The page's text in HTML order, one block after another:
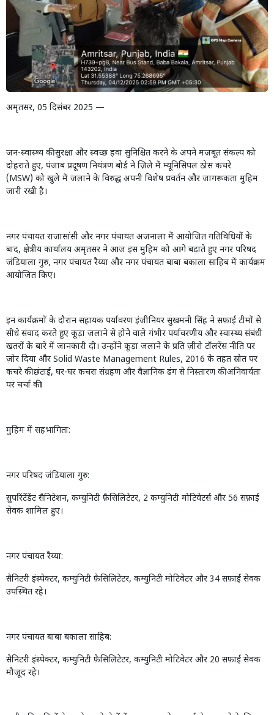
अमृतसर, 05 दिसंबर 2025 —
जन-स्वास्थ्य की सुरक्षा और स्वच्छ हवा सुनिश्चित करने के अपने मज़बूत संकल्प को
दोहराते हुए, पंजाब प्रदूषण नियंत्रण बोर्ड ने ज़िले में म्यूनिसिपल ठोस कचरे
(MSW) को खुले में जलाने के विरुद्ध अपनी विशेष प्रवर्तन और जागरूकता मुहिम
जारी रखी है।
नगर पंचायत राजासांसी और नगर पंचायत अजनाला में आयोजित गतिविधियों के
बाद, क्षेत्रीय कार्यालय अमृतसर ने आज इस मुहिम को आगे बढ़ाते हुए नगर परिषद
जंडियाला गुरु, नगर पंचायत रैय्या और नगर पंचायत बाबा बकाला साहिब में कार्यक्रम
आयोजित किए।
इन कार्यक्रमों के दौरान सहायक पर्यावरण इंजीनियर सुखमनी सिंह ने सफ़ाई टीमों से
सीधे संवाद करते हुए कूड़ा जलाने से होने वाले गंभीर पर्यावरणीय और स्वास्थ्य संबंधी
खतरों के बारे में जानकारी दी। उन्होंने कूड़ा जलाने के प्रति ज़ीरो टॉलरेंस नीति पर
ज़ोर दिया और Solid Waste Management Rules, 2016 के तहत स्रोत पर
कचरे की छंटाई, घर-घर कचरा संग्रहण और वैज्ञानिक ढंग से निस्तारण की अनिवार्यता
पर चर्चा की।
मुहिम में सहभागिता:
नगर परिषद जंडियाला गुरु:
सुपरिंटेंडेंट सैनिटेशन, कम्युनिटी फ़ैसिलिटेटर, 2 कम्युनिटी मोटिवेटर्स और 56 सफ़ाई
सेवक शामिल हुए।
नगर पंचायत रैय्या:
सैनिटरी इंस्पेक्टर, कम्युनिटी फ़ैसिलिटेटर, कम्युनिटी मोटिवेटर और 34 सफ़ाई सेवक
उपस्थित रहे।
नगर पंचायत बाबा बकाला साहिब:
सैनिटरी इंस्पेक्टर, कम्युनिटी फ़ैसिलिटेटर, कम्युनिटी मोटिवेटर और 20 सफ़ाई सेवक
मौजूद रहे।